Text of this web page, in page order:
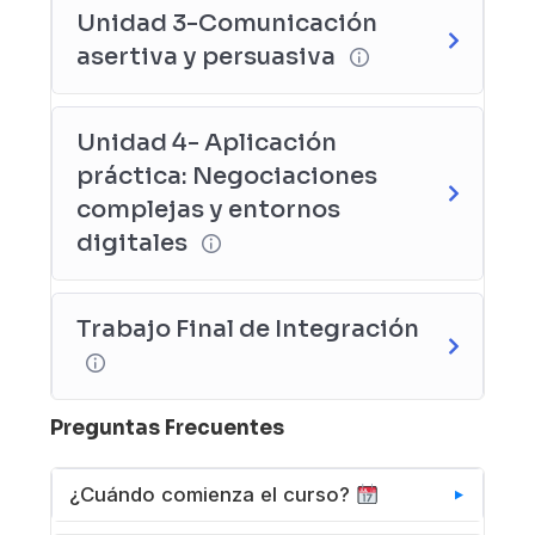
comunicación y negociación?
Recuerda esta frase:
“El que habla siembra, el
que escucha cosecha”
¡Entonces, ¡empecemos! En el siguiente
módulo, exploraremos los fundamentos de la
comunicación efectiva y cómo aplicarlos en la
negociación.
Instructor Guillermo R. Dalla Lasta
Unidad 3-Comunicación
asertiva y persuasiva
Unidad 4- Aplicación
práctica: Negociaciones
complejas y entornos
digitales
Trabajo Final de Integración
Preguntas Frecuentes
¿Cuándo comienza el curso?